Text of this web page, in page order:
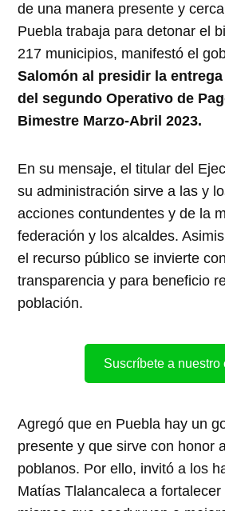
de una manera presente y
Puebla trabaja para detonar el
217 municipios, manifestó el
Salomón al presidir la
del segundo Operativo de
Bimestre Marzo-Abril 2023.
En su mensaje, el titular del
su administración sirve a las y
acciones contundentes y de la
federación y los alcaldes.
el recurso público se invierte
transparencia y para beneficio
población.
Suscríbete a nuestro
Agregó que en Puebla hay un
presente y que sirve con honor
poblanos. Por ello, invitó a los
Matías Tlalancaleca a fortalecer